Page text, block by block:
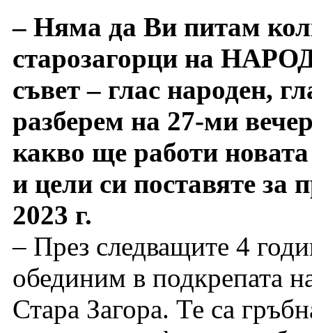
– Няма да Ви питам
старозагорци на
съвет – глас народен,
разберем на 27-ми
какво ще работи
и цели си поставяте за
2023 г.
– През следващите 4
обединим в подкрепата
Стара Загора. Те са